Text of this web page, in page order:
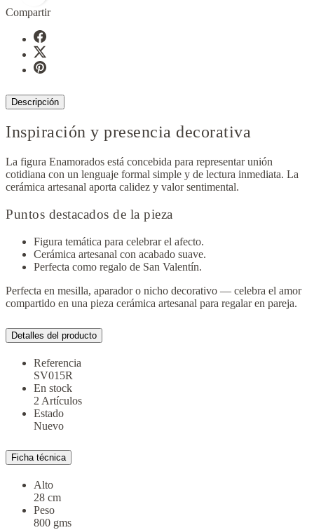
Compartir
Descripción
Inspiración y presencia decorativa
La figura Enamorados está concebida para representar unión
cotidiana con un lenguaje formal simple y de lectura inmediata. La
cerámica artesanal aporta calidez y valor sentimental.
Puntos destacados de la pieza
Figura temática para celebrar el afecto.
Cerámica artesanal con acabado suave.
Perfecta como regalo de San Valentín.
Perfecta en mesilla, aparador o nicho decorativo — celebra el amor
compartido en una pieza cerámica artesanal para regalar en pareja.
Detalles del producto
Referencia
SV015R
En stock
2 Artículos
Estado
Nuevo
Ficha técnica
Alto
28 cm
Peso
800 gms